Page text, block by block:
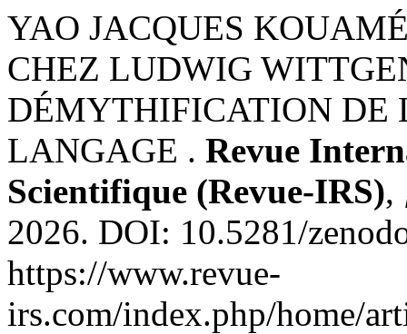
YAO JACQUES
CHEZ LUDWIG
DÉMYTHIFICATION DE
LANGAGE . Revue
Scientifique (Revue-IRS),
2026. DOI: 10.5281/
https://www.revue-
irs.com/index.php/home/